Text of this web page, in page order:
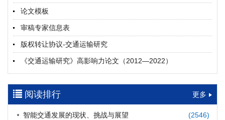
基于TimeXer模型的高速公路服务区充电负荷预测
孙偲赫, 宋国华, 朱子俊, 范鹏飞, 石莹
2026, 12(3): 151-162.
9931.2026.03.012
摘要 (26) HTML(25)
多层能源供给网络下高速公路系统韧性提升方法
郝泉霖, 兰富安, 赖波, 陈立栋, 宋志英, 郑帅
2026, 12(3): 163-175.https://doi.org/10.16503/j.cnki.2095-
9931.2026.03.013
摘要 (19) HTML(18)
论文模板
审稿专家信息表
版权转让协议-交通运输研究
《交通运输研究》高影响力论文（2012—2022）
中英文摘要撰写规范及样例
阅读排行 更多
智能交通发展的现状、挑战与展望 (2546)